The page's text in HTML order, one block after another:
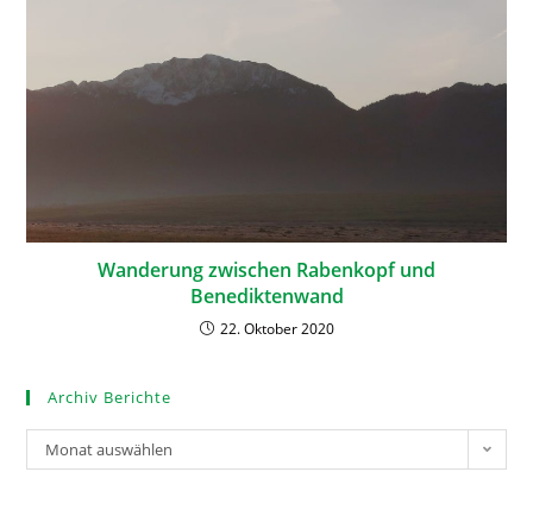
Wanderung zwischen Rabenkopf und
Benediktenwand
22. Oktober 2020
Archiv Berichte
Monat auswählen